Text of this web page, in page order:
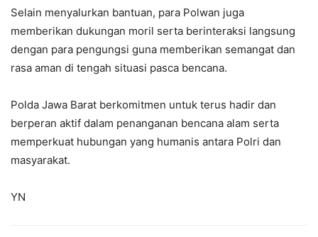
Selain menyalurkan bantuan, para Polwan juga
memberikan dukungan moril serta berinteraksi langsung
dengan para pengungsi guna memberikan semangat dan
rasa aman di tengah situasi pasca bencana.
Polda Jawa Barat berkomitmen untuk terus hadir dan
berperan aktif dalam penanganan bencana alam serta
memperkuat hubungan yang humanis antara Polri dan
masyarakat.
YN